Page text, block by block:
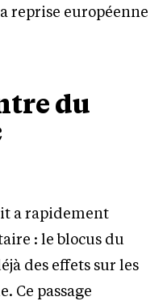
reprise européenne
du
a rapidement
: le blocus du
des effets sur les
Ce passage